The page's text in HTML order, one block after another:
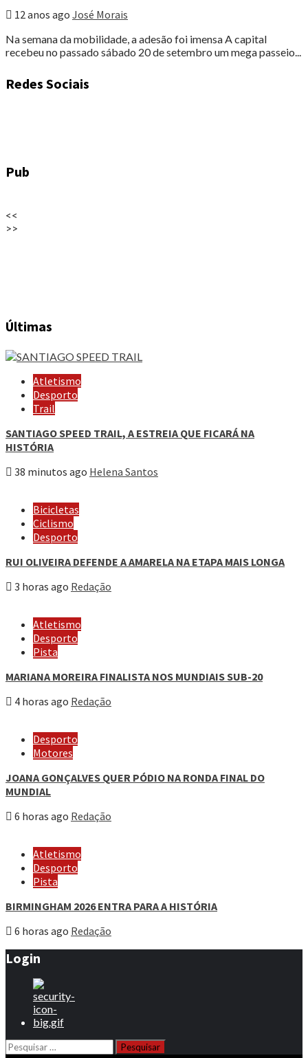
12 anos ago José Morais
Na semana da mobilidade, a adesão foi imensa A capital
recebeu no passado sábado 20 de setembro um mega passeio...
Redes Sociais
Pub
<<
>>
Últimas
Atletismo
Desporto
Trail
SANTIAGO SPEED TRAIL, A ESTREIA QUE FICARÁ NA
HISTÓRIA
38 minutos ago Helena Santos
Bicicletas
Ciclismo
Desporto
RUI OLIVEIRA DEFENDE A AMARELA NA ETAPA MAIS LONGA
3 horas ago Redação
Atletismo
Desporto
Pista
MARIANA MOREIRA FINALISTA NOS MUNDIAIS SUB-20
4 horas ago Redação
Desporto
Motores
JOANA GONÇALVES QUER PÓDIO NA RONDA FINAL DO
MUNDIAL
6 horas ago Redação
Atletismo
Desporto
Pista
BIRMINGHAM 2026 ENTRA PARA A HISTÓRIA
6 horas ago Redação
Login
Pesquisar